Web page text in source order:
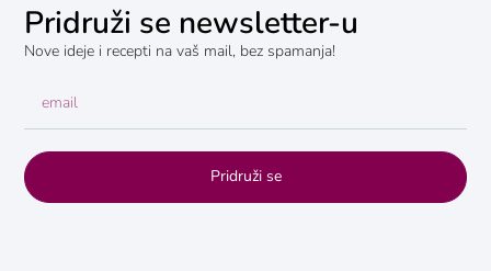
Pridruži se newsletter-u
Nove ideje i recepti na vaš mail, bez spamanja!
Pridruži se